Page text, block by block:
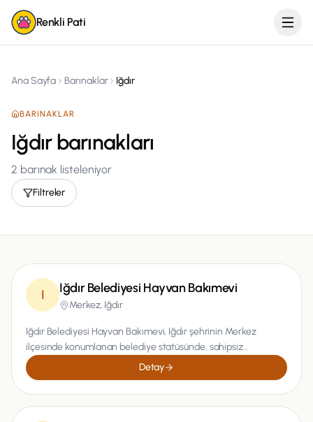
Renkli Pati
Ana Sayfa Barınaklar Iğdır
BARINAKLAR
Iğdır barınakları
2 barınak listeleniyor
Filtreler
I Iğdır Belediyesi Hayvan Bakımevi
Merkez, Iğdır
Iğdır Belediyesi Hayvan Bakımevi, Iğdır şehrinin Merkez
ilçesinde konumlanan belediye statüsünde, sahipsiz
hayvanların güvenli geleceğini güçlendirmek...
Detay